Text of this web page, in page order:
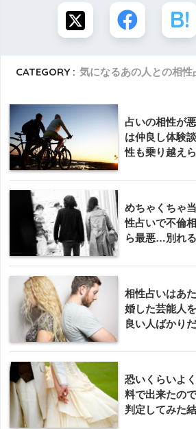
CATEGORY : 気になるあの人との相
占いの相性が
は仲良し体験
性も乗り越え
めちゃくちゃ
性占いで不倫
ら最悪…別れ
相性占いはあ
婚した芸能人
良い人ばかり
恐いくらいよ
料で出来たの
判定してみた